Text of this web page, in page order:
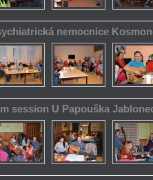
nemocnice
session U Papouška